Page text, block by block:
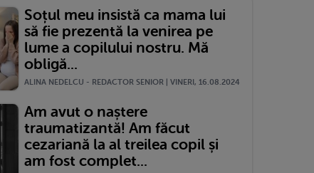
Soțul meu insistă ca mama lui
să fie prezentă la venirea pe
lume a copilului nostru. Mă
obligă...
ALINA NEDELCU - REDACTOR SENIOR | VINERI, 16.08.2024
Am avut o naștere
traumatizantă! Am făcut
cezariană la al treilea copil și
am fost complet...